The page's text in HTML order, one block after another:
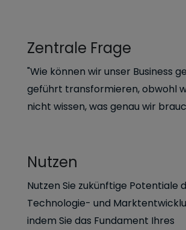
Zentrale Frage
"Wie können wir unser Business
geführt transformieren, obwohl
nicht wissen, was genau wir
Nutzen
Nutzen Sie zukünftige Potentiale
Technologie- und
indem Sie das Fundament Ihres